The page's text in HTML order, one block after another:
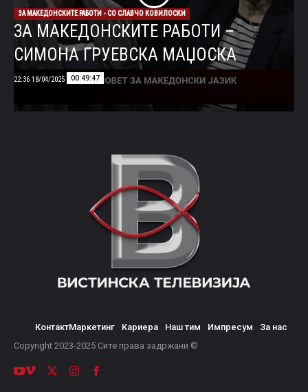
ЗА МАКЕДОНСКИТЕ РАБОТИ - СО СЛАВЧО КОВИЛОСКИ
ЗА МАКЕДОНСКИТЕ РАБОТИ –
СИМОНА ГРУЕВСКА МАЏОСКА
00:49:47
18/04/2025 22:36
За нас
Импресум
Наш тим
Кариера
Маркетинг
Контакт
© Copyright 2023-2025 Сите права задржани